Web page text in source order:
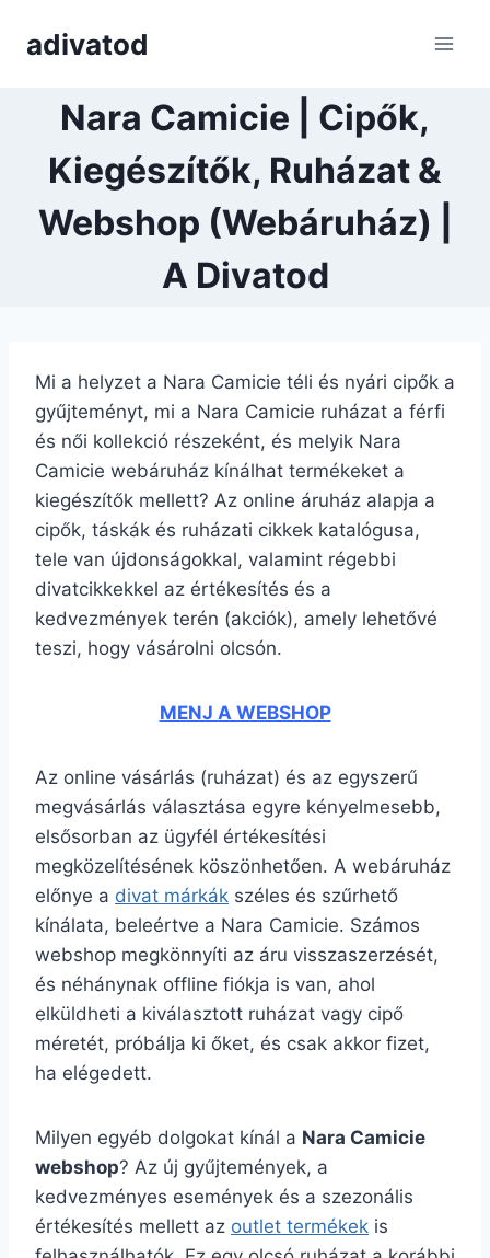
adivatod
Nara Camicie | Cipők,
Kiegészítők, Ruházat &
Webshop (Webáruház) |
A Divatod
Mi a helyzet a Nara Camicie téli és nyári cipők a
gyűjteményt, mi a Nara Camicie ruházat a férfi
és női kollekció részeként, és melyik Nara
Camicie webáruház kínálhat termékeket a
kiegészítők mellett? Az online áruház alapja a
cipők, táskák és ruházati cikkek katalógusa,
tele van újdonságokkal, valamint régebbi
divatcikkekkel az értékesítés és a
kedvezmények terén (akciók), amely lehetővé
teszi, hogy vásárolni olcsón.
MENJ A WEBSHOP
Az online vásárlás (ruházat) és az egyszerű
megvásárlás választása egyre kényelmesebb,
elsősorban az ügyfél értékesítési
megközelítésének köszönhetően. A webáruház
előnye a divat márkák széles és szűrhető
kínálata, beleértve a Nara Camicie. Számos
webshop megkönnyíti az áru visszaszerzését,
és néhánynak offline fiókja is van, ahol
elküldheti a kiválasztott ruházat vagy cipő
méretét, próbálja ki őket, és csak akkor fizet,
ha elégedett.
Milyen egyéb dolgokat kínál a Nara Camicie
webshop? Az új gyűjtemények, a
kedvezményes események és a szezonális
értékesítés mellett az outlet termékek is